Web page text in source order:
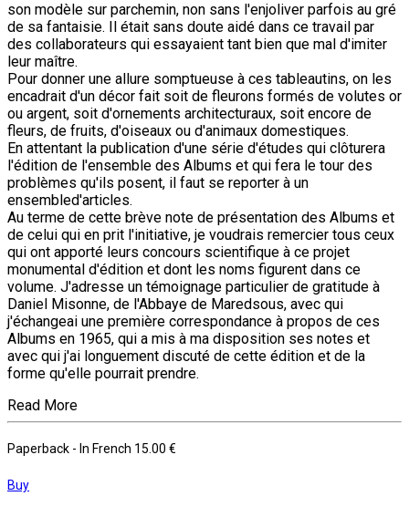
son modèle sur parchemin, non sans l'enjoliver parfois au gré
de sa fantaisie. Il était sans doute aidé dans ce travail par
des collaborateurs qui essayaient tant bien que mal d'imiter
leur maître.
Pour donner une allure somptueuse à ces tableautins, on les
encadrait d'un décor fait soit de fleurons formés de volutes or
ou argent, soit d'ornements architecturaux, soit encore de
fleurs, de fruits, d'oiseaux ou d'animaux domestiques.
En attentant la publication d'une série d'études qui clôturera
l'édition de l'ensemble des Albums et qui fera le tour des
problèmes qu'ils posent, il faut se reporter à un
ensembled'articles.
Au terme de cette brève note de présentation des Albums et
de celui qui en prit l'initiative, je voudrais remercier tous ceux
qui ont apporté leurs concours scientifique à ce projet
monumental d'édition et dont les noms figurent dans ce
volume. J'adresse un témoignage particulier de gratitude à
Daniel Misonne, de l'Abbaye de Maredsous, avec qui
j'échangeai une première correspondance à propos de ces
Albums en 1965, qui a mis à ma disposition ses notes et
avec qui j'ai longuement discuté de cette édition et de la
forme qu'elle pourrait prendre.
Read More
Paperback - In French 15.00 €
Buy